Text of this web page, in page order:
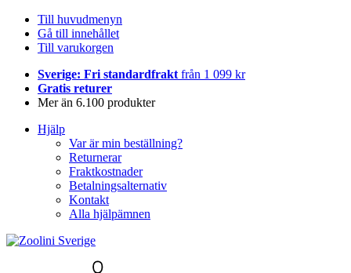
Till huvudmenyn
Gå till innehållet
Till varukorgen
Sverige: Fri standardfrakt från 1 099 kr
Gratis returer
Mer än 6.100 produkter
Hjälp
Var är min beställning?
Returnerar
Fraktkostnader
Betalningsalternativ
Kontakt
Alla hjälpämnen